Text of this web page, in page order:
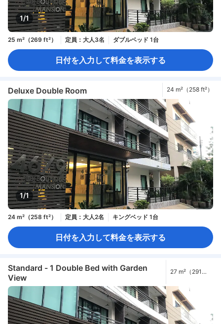
1/1
25 m²（269 ft²） 定員：大人3名 ダブルベッド 1台
日付を入力して料金を表示する
Deluxe Double Room 24 m²（258 ft²）
1/1
24 m²（258 ft²） 定員：大人2名 キングベッド 1台
日付を入力して料金を表示する
Standard - 1 Double Bed with Garden
View
27 m²（291